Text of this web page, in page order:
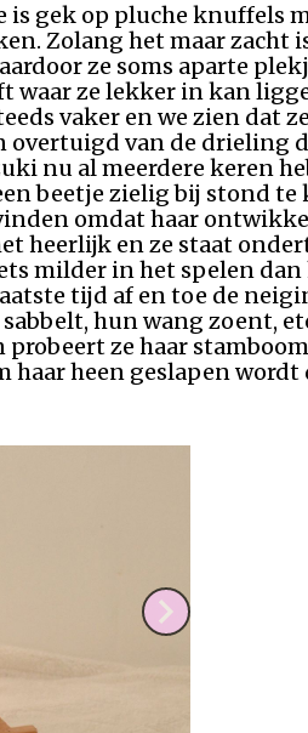
is gek op pluche knuffels
Zolang het maar zacht
ze soms aparte
waar ze lekker in kan
vaker en we zien dat
overtuigd van de drieling
nu al meerdere keren
beetje zielig bij stond te
omdat haar
heerlijk en ze staat
milder in het spelen dan
tijd af en toe de
hun wang zoent,
ze haar
haar heen geslapen wordt